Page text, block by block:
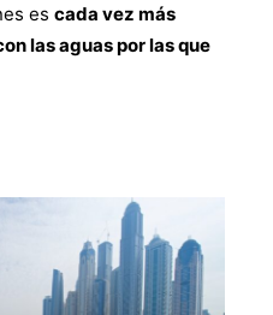
es cada vez más
las aguas por las que